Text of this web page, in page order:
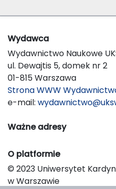
Wydawca
Wydawnictwo Naukowe
ul. Dewajtis 5, domek nr 2
01-815 Warszawa
Strona WWW
e-mail:
Ważne adresy
O platformie
© 2023 Uniwersytet
w Warszawie